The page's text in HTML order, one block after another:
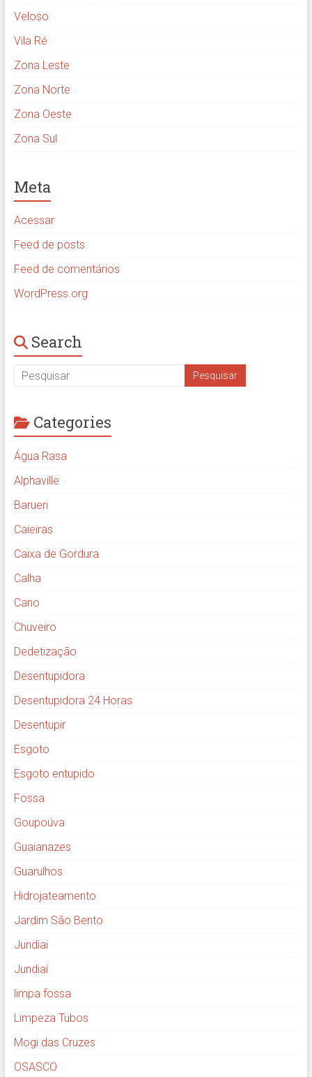
Veloso
Vila Ré
Zona Leste
Zona Norte
Zona Oeste
Zona Sul
Meta
Acessar
Feed de posts
Feed de comentários
WordPress.org
Search
Categories
Água Rasa
Alphaville
Barueri
Caieiras
Caixa de Gordura
Calha
Cano
Chuveiro
Dedetização
Desentupidora
Desentupidora 24 Horas
Desentupir
Esgoto
Esgoto entupido
Fossa
Goupoúva
Guaianazes
Guarulhos
Hidrojateamento
Jardim São Bento
Jundiai
Jundiaí
limpa fossa
Limpeza Tubos
Mogi das Cruzes
OSASCO